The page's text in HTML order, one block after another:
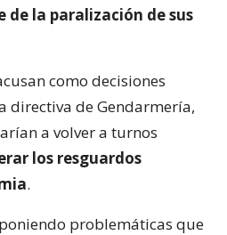
de la paralización de sus
como decisiones
directiva de Gendarmería,
a volver a turnos
los resguardos
.
problemáticas que